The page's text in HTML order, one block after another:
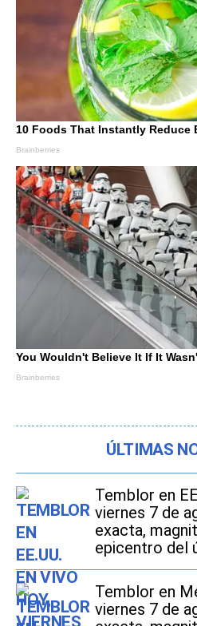
ÚLTIMAS
Temblor en
viernes 7 de
exacta,
epicentro del
Temblor en
viernes 7 de